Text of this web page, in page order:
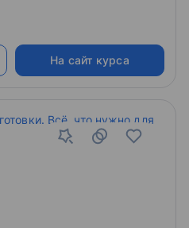
На сайт курса